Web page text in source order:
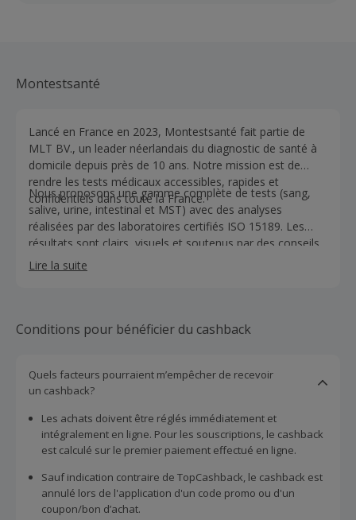
Montestsanté
Lancé en France en 2023, Montestsanté fait partie de
MLT BV., un leader néerlandais du diagnostic de santé à
domicile depuis près de 10 ans. Notre mission est de
rendre les tests médicaux accessibles, rapides et
confidentiels dans toute la France.
Nous proposons une gamme complète de tests (sang,
salive, urine, intestinal et MST) avec des analyses
réalisées par des laboratoires certifiés ISO 15189. Les
résultats sont clairs, visuels et soutenus par des conseils
personnalisés, aidant tout le monde à comprendre et à
agir.
Lire la suite
Conditions pour bénéficier du cashback
Quels facteurs pourraient m’empêcher de recevoir
un cashback?
Les achats doivent être réglés immédiatement et
intégralement en ligne. Pour les souscriptions, le cashback
est calculé sur le premier paiement effectué en ligne.
Sauf indication contraire de TopCashback, le cashback est
annulé lors de l'application d'un code promo ou d'un
coupon/bon d’achat.